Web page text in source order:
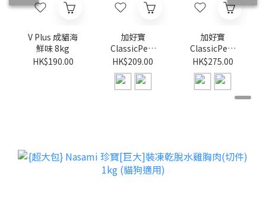
V Plus 成貓海
鮮味 8kg
HK$190.00
加好寶
ClassicPets
貓糧 7kg
HK$209.00
加好寶
ClassicPets
狗糧 15kg
HK$275.00